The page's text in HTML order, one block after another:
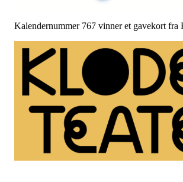
Kalendernummer 767 vinner et gavekort fra